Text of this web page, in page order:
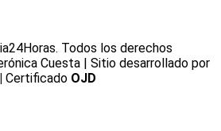
Todos los derechos
Cuesta | Sitio desarrollado por
Certificado OJD